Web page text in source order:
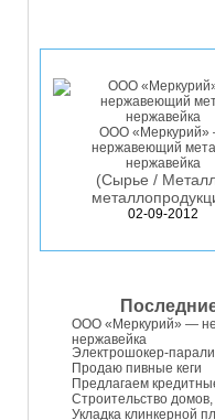
ООО
нержавеющий
нержавейка
(Сырье /
02-09-2012
ООО «Меркурий» —
нержавейка
Электрошокер-
Продаю пивные кеги
Предлагаем
Строительство
Укладка клинкерной